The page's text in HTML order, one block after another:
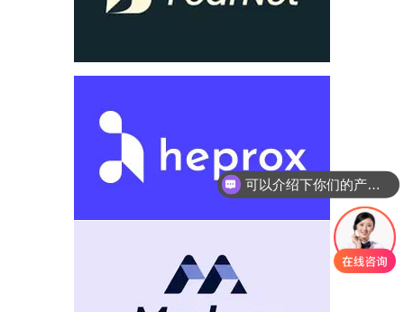
你们是怎么收费的呢